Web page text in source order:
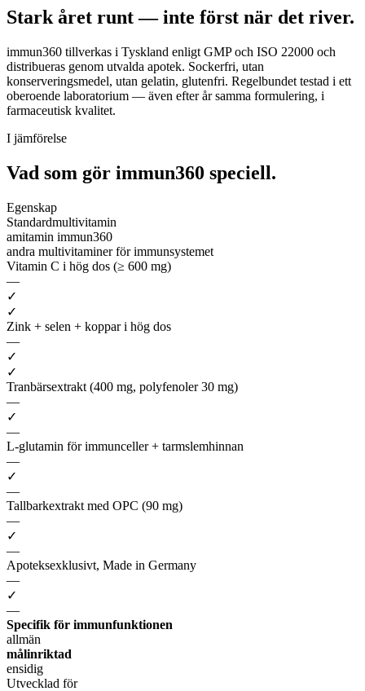
Stark året runt — inte först när det river.
immun360 tillverkas i Tyskland enligt GMP och ISO 22000 och
distribueras genom utvalda apotek. Sockerfri, utan
konserveringsmedel, utan gelatin, glutenfri. Regelbundet testad i ett
oberoende laboratorium — även efter år samma formulering, i
farmaceutisk kvalitet.
I jämförelse
Vad som gör immun360 speciell.
Egenskap
Standardmultivitamin
amitamin immun360
andra multivitaminer för immunsystemet
Vitamin C i hög dos (≥ 600 mg)
—
✓
✓
Zink + selen + koppar i hög dos
—
✓
✓
Tranbärsextrakt (400 mg, polyfenoler 30 mg)
—
✓
—
L-glutamin för immunceller + tarmslemhinnan
—
✓
—
Tallbarkextrakt med OPC (90 mg)
—
✓
—
Apoteksexklusivt, Made in Germany
—
✓
—
Specifik för immunfunktionen
allmän
målinriktad
ensidig
Utvecklad för